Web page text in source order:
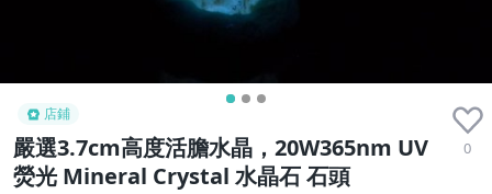
店鋪
嚴選3.7cm高度活膽水晶，20W365nm UV
熒光 Mineral Crystal 水晶石 石頭
0